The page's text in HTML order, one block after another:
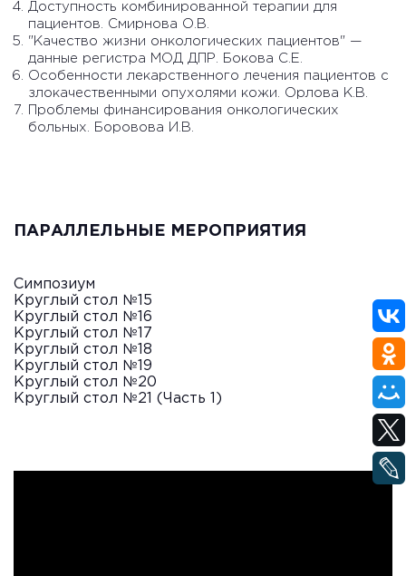
Доступность комбинированной терапии для
пациентов. Смирнова О.В.
"Качество жизни онкологических пациентов" —
данные регистра МОД ДПР. Бокова С.Е.
Особенности лекарственного лечения пациентов с
злокачественными опухолями кожи. Орлова К.В.
Проблемы финансирования онкологических
больных. Боровова И.В.
ПАРАЛЛЕЛЬНЫЕ МЕРОПРИЯТИЯ
Симпозиум
Круглый стол №15
Круглый стол №16
Круглый стол №17
Круглый стол №18
Круглый стол №19
Круглый стол №20
Круглый стол №21 (Часть 1)